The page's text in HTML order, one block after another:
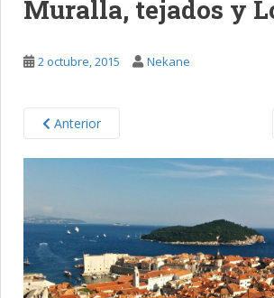
Muralla, tejados y
2 octubre, 2015 Nekane
Anterior